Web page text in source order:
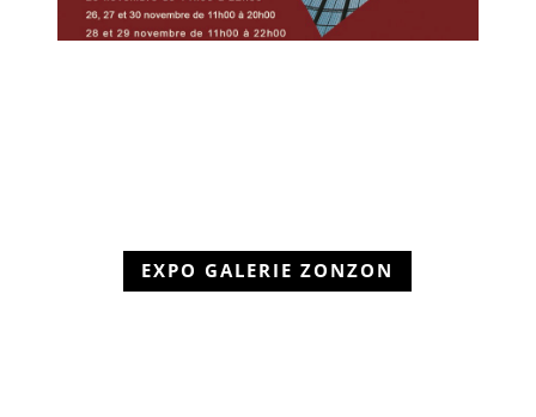
EXPO GALERIE ZONZON